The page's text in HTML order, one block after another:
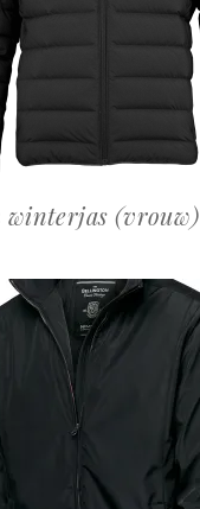
winterjas (vrouw)
OFFERTEAANVRAAG